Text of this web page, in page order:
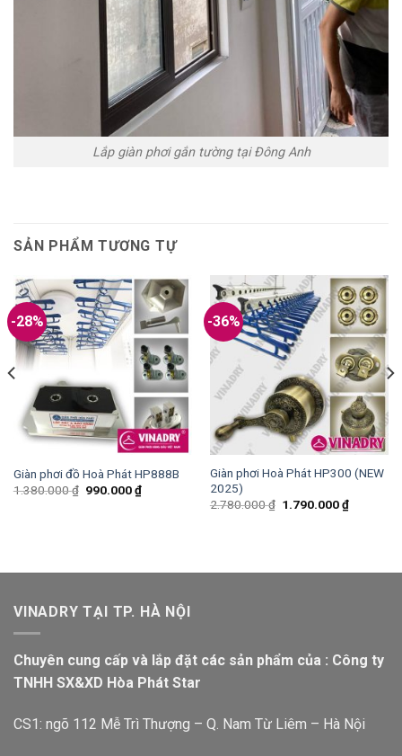
Lắp giàn phơi gắn tường tại Đông Anh
SẢN PHẨM TƯƠNG TỰ
-28%
Giàn phơi đồ Hoà Phát HP888B
1.380.000₫ 990.000₫
-36%
Giàn phơi Hoà Phát HP300 (NEW
2025)
2.780.000₫ 1.790.000₫
VINADRY TẠI TP. HÀ NỘI
Chuyên cung cấp và lắp đặt các sản phẩm của : Công ty
TNHH SX&XD Hòa Phát Star
CS1: ngõ 112 Mễ Trì Thượng – Q. Nam Từ Liêm – Hà Nội